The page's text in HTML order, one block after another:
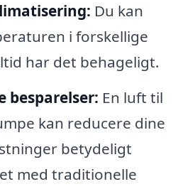
Du kan
i forskellige
har det behageligt.
besparelser: En luft til
kan reducere dine
betydeligt
med traditionelle